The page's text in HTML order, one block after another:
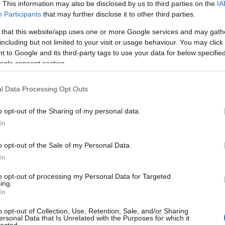
This information may also be disclosed by us to third parties on the
Participants that may further disclose it to other third parties.
that this website/app uses one or more Google services and may
but not limited to your visit or usage behaviour. You may
to Google and its third-party tags to use your data for below
consent section.
Data Processing Opt Outs
opt-out of the Sharing of my personal data.
opt-out of the Sale of my Personal Data.
opt-out of processing my Personal Data for Targeted
opt-out of Collection, Use, Retention, Sale, and/or Sharing
Data that Is Unrelated with the Purposes for which it
(
(18